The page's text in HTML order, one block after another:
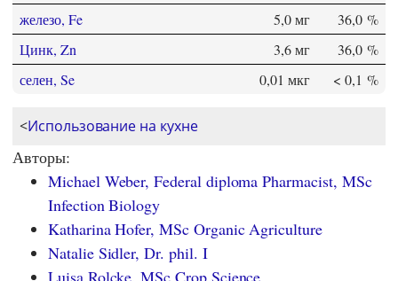
железо, Fe
5,0 мг
36,0 %
Цинк, Zn
3,6 мг
36,0 %
селен, Se
0,01 мкг < 0,1 %
<Использование на кухне
Авторы:
Michael Weber, Federal diploma Pharmacist, MSc
Infection Biology
Katharina Hofer, MSc Organic Agriculture
Natalie Sidler, Dr. phil. I